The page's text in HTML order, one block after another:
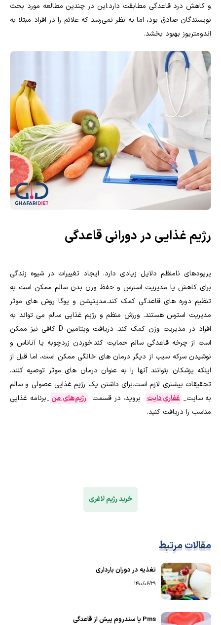
و کاهش درد قاعدگی مطابقت دارد.این در چندین مطالعه مورد بحث
نویسندگان صادق بود، اما به نظر نمی‌رسد که علائم را در افراد مبتلا به
اندومتریوز بهبود بخشد.
رژیم غذایی در دورانی قاعدگی
پریودهای نامنظم دلایل زیادی دارد. ایجاد تغییرات در شیوه زندگی
برای کاهش یا مدیریت استرس و حفظ وزن بدن سالم ممکن است به
تنظیم دوره های قاعدگی کمک کند.مدیتیشن و یوگا روش های موثر
مدیریت استرس هستند. ورزش منظم و رژیم غذایی سالم می تواند به
افراد در مدیریت وزن کمک کند. دریافت ویتامین D کافی نیز ممکن
است از چرخه قاعدگی سالم حمایت کند.خوردن زردچوبه یا آناناس و
نوشیدن سرکه سیب از دیگر درمان های خانگی ممکن است، اما قبل از
اینکه پزشکان بتوانند آنها را به عنوان درمان های موثر توصیه کنند،
تحقیقات بیشتری لازم است.برای داشتن یک رژیم غذایی عصولی و سالم
به سایت غفاری دایت بروید، در قسمت رژیم‌های من برنامه غذایی
مناسب را دریافت کنید.
خرید رژیم لاغری
مقالات مرتبط
تغذیه در دوران بارداری
1400/06/29
Pms یا سندروم پیش از قاعدگی